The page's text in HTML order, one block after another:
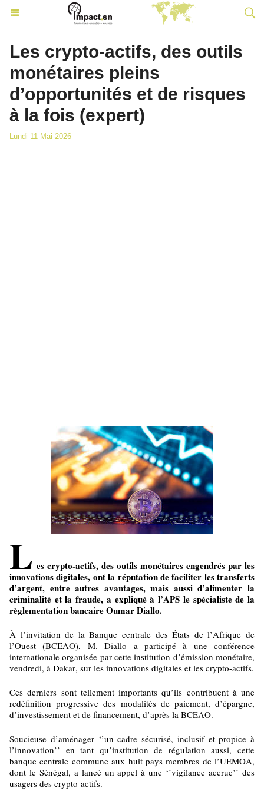
Les crypto-actifs, des outils
monétaires pleins
d’opportunités et de risques
à la fois (expert)
Lundi 11 Mai 2026
L es crypto-actifs, des outils monétaires engendrés par les
innovations digitales, ont la réputation de faciliter les transferts
d’argent, entre autres avantages, mais aussi d’alimenter la
criminalité et la fraude, a expliqué à l’APS le spécialiste de la
règlementation bancaire Oumar Diallo.
À l’invitation de la Banque centrale des États de l’Afrique de
l’Ouest (BCEAO), M. Diallo a participé à une conférence
internationale organisée par cette institution d’émission monétaire,
vendredi, à Dakar, sur les innovations digitales et les crypto-actifs.
Ces derniers sont tellement importants qu’ils contribuent à une
redéfinition progressive des modalités de paiement, d’épargne,
d’investissement et de financement, d’après la BCEAO.
Soucieuse d’aménager ‘’un cadre sécurisé, inclusif et propice à
l’innovation’’ en tant qu’institution de régulation aussi, cette
banque centrale commune aux huit pays membres de l’UEMOA,
dont le Sénégal, a lancé un appel à une ‘’vigilance accrue’’ des
usagers des crypto-actifs.